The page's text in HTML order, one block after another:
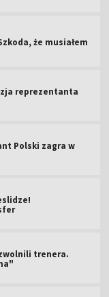
że musiałem
reprezentanta
Polski zagra w
trenera.